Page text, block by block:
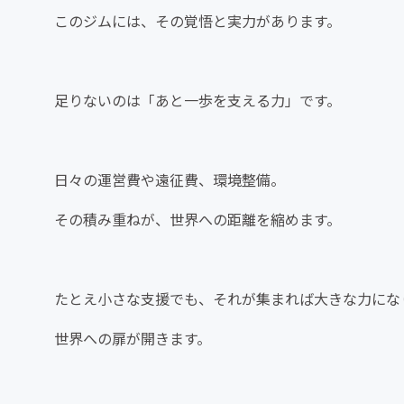
このジムには、その覚悟と実力があります。
足りないのは「あと一歩を支える力」です。
日々の運営費や遠征費、環境整備。
その積み重ねが、世界への距離を縮めます。
たとえ小さな支援でも、それが集まれば大きな力にな
世界への扉が開きます。